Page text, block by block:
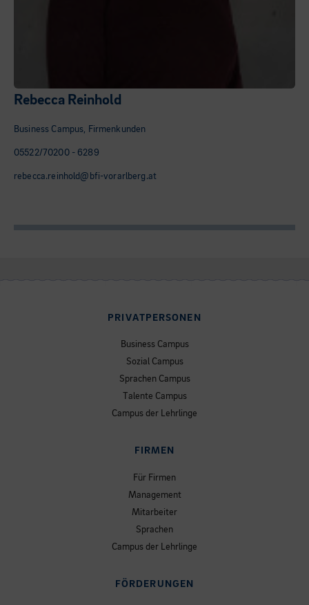
Rebecca Reinhold
Business Campus, Firmenkunden
05522/70200 - 6289
rebecca.reinhold@bfi-vorarlberg.at
PRIVATPERSONEN
Business Campus
Sozial Campus
Sprachen Campus
Talente Campus
Campus der Lehrlinge
FIRMEN
Für Firmen
Management
Mitarbeiter
Sprachen
Campus der Lehrlinge
FÖRDERUNGEN